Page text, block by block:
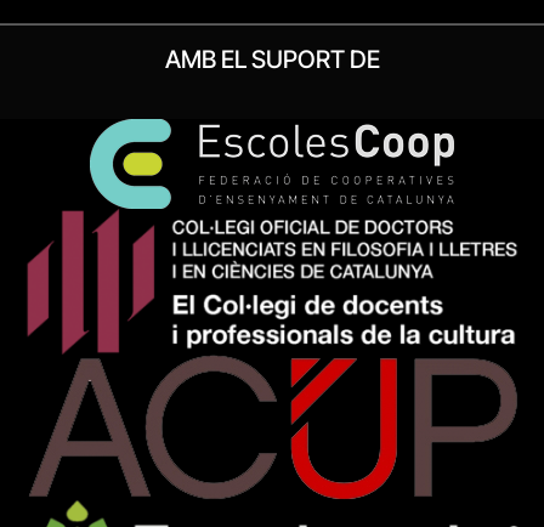
AMB EL SUPORT DE